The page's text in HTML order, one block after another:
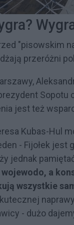
"pisowskim
przeróżni
jest też
Kubas-Hul
- Fijołek jest
jednak
a
wszystkie
- dużo